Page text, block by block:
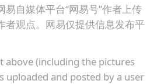
自媒体平台“网易号”作者上传
者观点。网易仅提供信息发布平
above (including the pictures
uploaded and posted by a user